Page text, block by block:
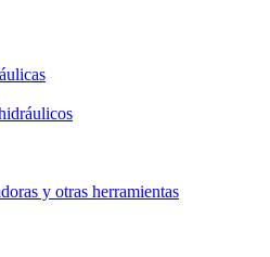
y otras herramientas